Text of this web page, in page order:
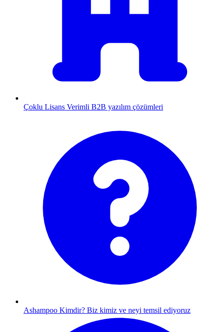
Çoklu Lisans Verimli B2B yazılım çözümleri
Ashampoo Kimdir? Biz kimiz ve neyi temsil ediyoruz